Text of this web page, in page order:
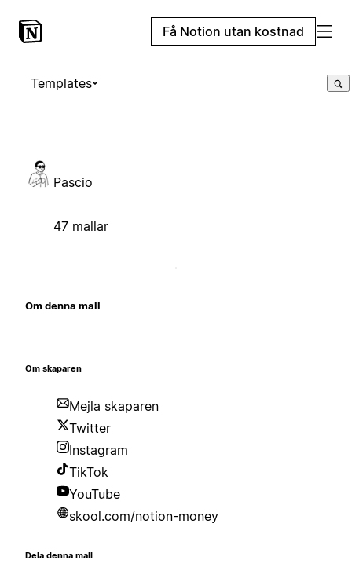
Få Notion utan kostnad
Templates
Pascio
47 mallar
Om denna mall
Om skaparen
Mejla skaparen
Twitter
Instagram
TikTok
YouTube
skool.com/notion-money
Dela denna mall